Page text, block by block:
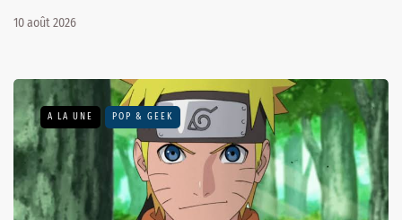
10 août 2026
A LA UNE POP & GEEK